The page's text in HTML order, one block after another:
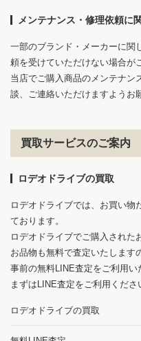
メンテナンス・修理依頼に
一部のブランド・メーカーに関
頼を受けていただけない場合が
当店でご購入商品のメンテナン
談、ご連絡いただけますようお
買取サービスのご案内
ロデオドライブの買取
ロデオドライブでは、お買い物
ております。
ロデオドライブでご購入された
お品物も無料で査定いたします
事前の無料LINE査定をご利用い
まずはLINE査定をご利用くださ
ロデオドライブの買取